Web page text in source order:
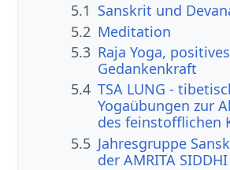
5.1 Sanskrit und
5.2 Meditation
5.3 Raja Yoga,
Gedankenkraft
5.4 TSA LUNG -
Yogaübungen zur
des feinstofflichen
5.5 Jahresgruppe
der AMRITA